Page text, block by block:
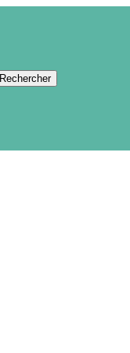
Rechercher